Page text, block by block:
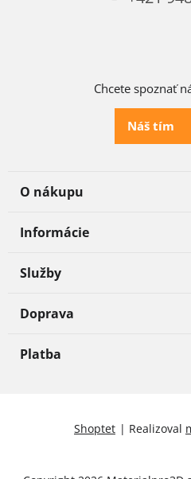
Chcete spoznať
Náš tím
O nákupu
Informácie
Služby
Doprava
Platba
Shoptet | Realizoval